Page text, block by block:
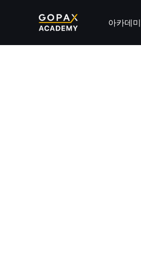
아카데미